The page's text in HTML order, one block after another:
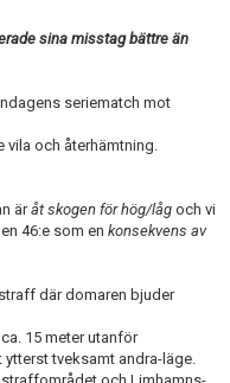
sina misstag bättre än
seriematch mot
och återhämtning.
äråt skogen för hög/låg och vi
46:e som en konsekvens av
där domaren bjuder
15 meter utanför
tveksamt andra-läge.
och Limhamns-